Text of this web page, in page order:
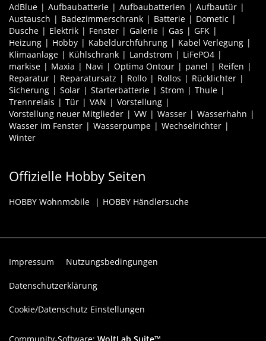
AdBlue Aufbaubatterie Aufbaubatterien
Aufbautür
Austausch
Badezimmerschrank Batterie
Dometic
Dusche
Elektrik Fenster Galerie Gas
GFK
Heizung
Hobby Kabeldurchführung
Kabel Verlegung
Klimaanlage
Kühlschrank Landstrom
LiFePO4
markise
Maxia Navi Optima Ontour panel
Reifen
Reparatur
Reparatursatz Rollo Rollos
Rücklichter
Sicherung
Solar Starterbatterie Strom
Thule
Trennrelais
Tür VAN
Vorstellung
Vorstellung neuer Mitglieder
VW Wasser
Wasserhahn
Wasser im Fenster
Wasserpumpe
Wechselrichter
Winter
Offizielle Hobby Seiten
HOBBY Wohnmobile HOBBY Händlersuche
Impressum Nutzungsbedingungen
Datenschutzerklärung
Cookie/Datenschutz Einstellungen
Community-Software: WoltLab Suite™